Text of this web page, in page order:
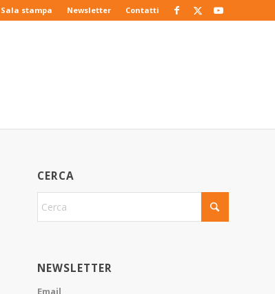
Sala stampa Newsletter Contatti
CERCA
NEWSLETTER
Email